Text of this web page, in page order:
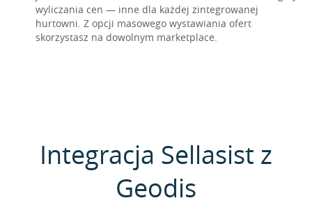
wyliczania cen — inne dla każdej zintegrowanej
hurtowni. Z opcji masowego wystawiania ofert
skorzystasz na dowolnym marketplace.
Integracja Sellasist z
Geodis